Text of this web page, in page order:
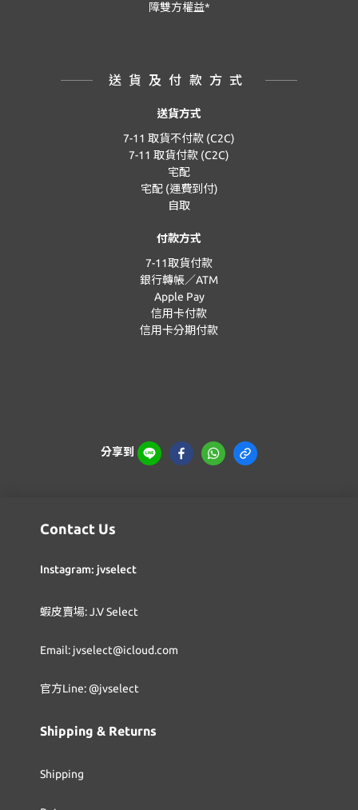
障雙方權益*
送貨及付款方式
送貨方式
7-11 取貨不付款 (C2C)
7-11 取貨付款 (C2C)
宅配
宅配 (運費到付)
自取
付款方式
7-11取貨付款
銀行轉帳／ATM
Apple Pay
信用卡付款
信用卡分期付款
分享到
Contact Us
Instagram: jvselect
蝦皮賣場: J.V Select
Email: jvselect@icloud.com
官方Line: @jvselect
Shipping & Returns
Shipping